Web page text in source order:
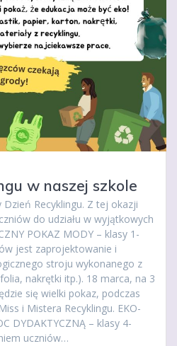
w naszej szkole
Recyklingu. Z tej okazji
do udziału w wyjątkowych
POKAZ MODY – klasy 1-
jest zaprojektowanie i
stroju wykonanego z
nakrętki itp.). 18 marca, na 3
się wielki pokaz, podczas
i Mistera Recyklingu. EKO-
DYDAKTYCZNĄ – klasy 4-
uczniów…